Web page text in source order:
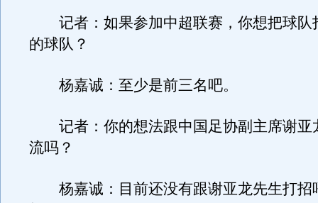
记者：如果参加中超联赛，你想把球队
的球队？
杨嘉诚：至少是前三名吧。
记者：你的想法跟中国足协副主席谢亚
流吗？
杨嘉诚：目前还没有跟谢亚龙先生打招